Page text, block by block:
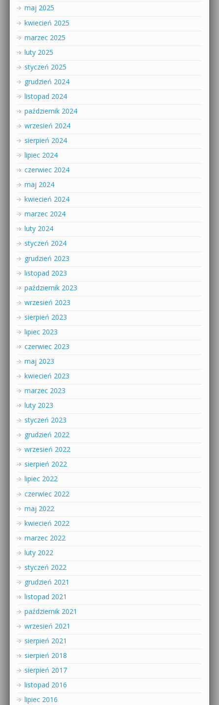
maj 2025
kwiecień 2025
marzec 2025
luty 2025
styczeń 2025
grudzień 2024
listopad 2024
październik 2024
wrzesień 2024
sierpień 2024
lipiec 2024
czerwiec 2024
maj 2024
kwiecień 2024
marzec 2024
luty 2024
styczeń 2024
grudzień 2023
listopad 2023
październik 2023
wrzesień 2023
sierpień 2023
lipiec 2023
czerwiec 2023
maj 2023
kwiecień 2023
marzec 2023
luty 2023
styczeń 2023
grudzień 2022
wrzesień 2022
sierpień 2022
lipiec 2022
czerwiec 2022
maj 2022
kwiecień 2022
marzec 2022
luty 2022
styczeń 2022
grudzień 2021
listopad 2021
październik 2021
wrzesień 2021
sierpień 2021
sierpień 2018
sierpień 2017
listopad 2016
lipiec 2016